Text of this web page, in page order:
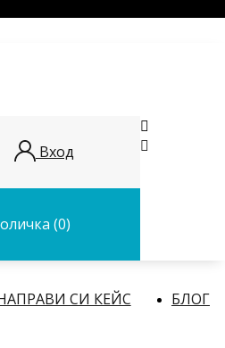
Вход
(0)


СИ КЕЙС
БЛОГ